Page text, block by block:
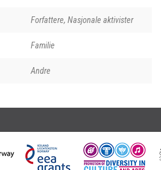
Forfattere, Nasjonale aktivister
Familie
Andre